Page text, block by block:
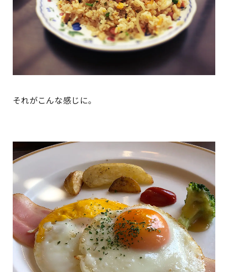
それがこんな感じに。